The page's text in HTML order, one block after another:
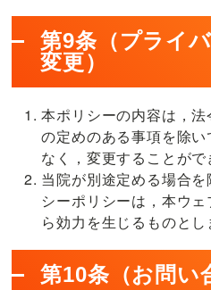
第9条（プライ
変更）
本ポリシーの内容は，
の定めのある事項を除
なく，変更することがで
当院が別途定める場合
シーポリシーは，本ウ
ら効力を生じるものとし
第10条（お問い